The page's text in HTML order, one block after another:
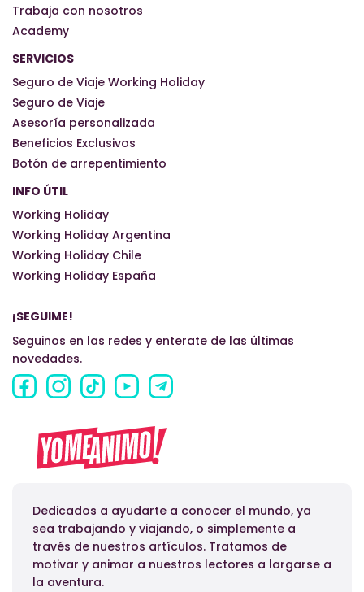
Trabaja con nosotros
Academy
SERVICIOS
Seguro de Viaje Working Holiday
Seguro de Viaje
Asesoría personalizada
Beneficios Exclusivos
Botón de arrepentimiento
INFO ÚTIL
Working Holiday
Working Holiday Argentina
Working Holiday Chile
Working Holiday España
¡SEGUIME!
Seguinos en las redes y enterate de las últimas
novedades.
Dedicados a ayudarte a conocer el mundo, ya
sea trabajando y viajando, o simplemente a
través de nuestros artículos. Tratamos de
motivar y animar a nuestros lectores a largarse a
la aventura.